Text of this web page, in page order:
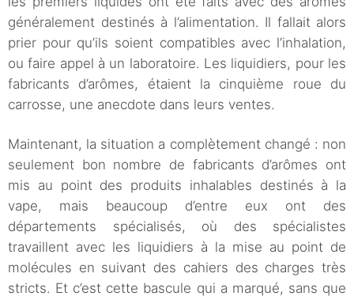
généralement destinés à l’alimentation. Il fallait alors
prier pour qu’ils soient compatibles avec l’inhalation,
ou faire appel à un laboratoire. Les liquidiers, pour les
fabricants d’arômes, étaient la cinquième roue du
carrosse, une anecdote dans leurs ventes.
Maintenant, la situation a complètement changé : non
seulement bon nombre de fabricants d’arômes ont
mis au point des produits inhalables destinés à la
vape, mais beaucoup d’entre eux ont des
départements spécialisés, où des spécialistes
travaillent avec les liquidiers à la mise au point de
molécules en suivant des cahiers des charges très
stricts. Et c’est cette bascule qui a marqué, sans que